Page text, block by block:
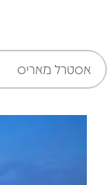
אסטרל מאריס